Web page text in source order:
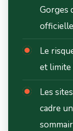
Gorges
Le
et limite
Les
cadre